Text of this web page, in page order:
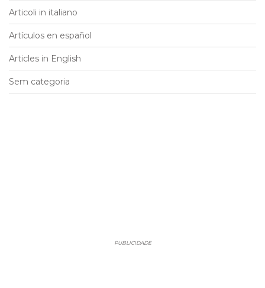
Articoli in italiano
Artículos en español
Articles in English
Sem categoria
PUBLICIDADE